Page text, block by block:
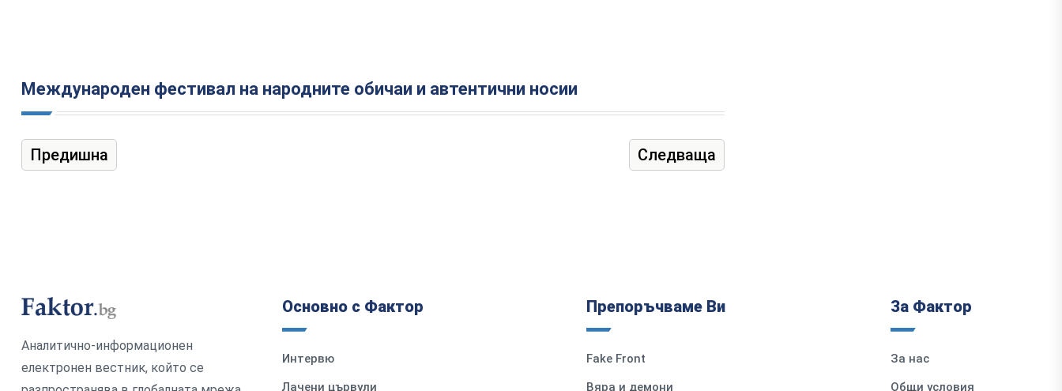
Международен фестивал на народните обичаи и автентични носии
Предишна Следваща
Аналитично-информационен
електронен вестник, който се
Основно с Фактор
Интервю
Лачени цървули
Препоръчваме Ви
Fake Front
Вяра и демони
За Фактор
За нас
Общи условия